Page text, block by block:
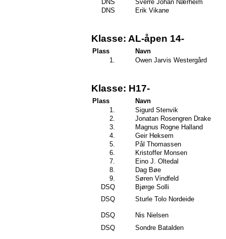
DNS
Sverre Johan Nærheim
DNS
Erik Vikane
Klasse: AL-åpen 14-
Plass
Navn
1.
Owen Jarvis Westergård
Klasse: H17-
Plass
Navn
1.
Sigurd Stenvik
2.
Jonatan Rosengren Drake
3.
Magnus Rogne Halland
4.
Geir Heksem
5.
Pål Thomassen
6.
Kristoffer Monsen
7.
Eino J. Oltedal
8.
Dag Bøe
9.
Søren Vindfeld
DSQ
Bjørge Solli
DSQ
Sturle Tolo Nordeide
DSQ
Nis Nielsen
DSQ
Sondre Batalden